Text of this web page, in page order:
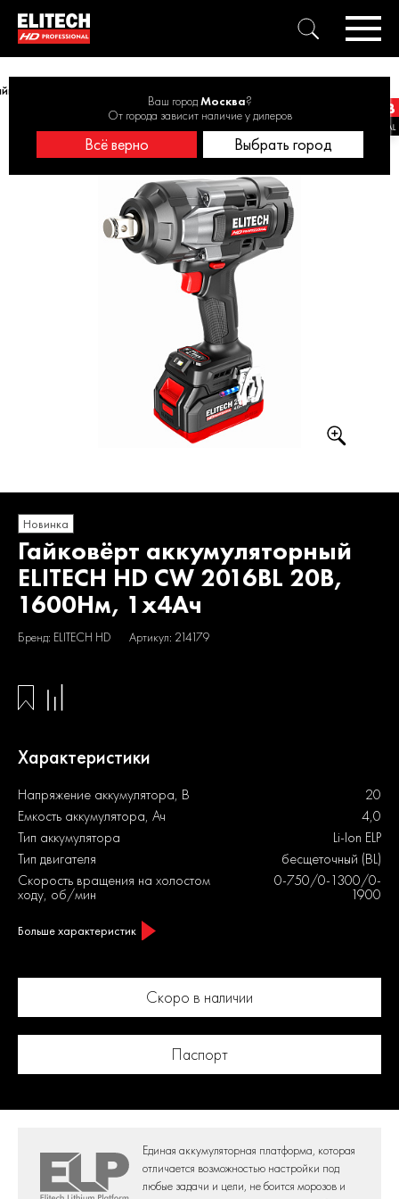
Ваш городМосква?
От города зависит наличие у дилеров
Всё верно Выбрать город
аккумуляторный ELITECH HD CW 2016BL 20В, 1600Нм, 1х4Ач
Новинка
Гайковёрт аккумуляторный
ELITECH HD CW 2016BL 20В,
1600Нм, 1х4Ач
Бренд: ELITECH HD Артикул: 214179
Характеристики
Напряжение аккумулятора, В
20
Емкость аккумулятора, Ач
4,0
Тип аккумулятора
Li-Ion ELP
Тип двигателя
бесщеточный (BL)
Скорость вращения на холостом
ходу, об/мин
0-750/0-1300/0-
1900
Больше характеристик
Скоро в наличии
Паспорт
Единая аккумуляторная платформа, которая
отличается возможностью настройки под
любые задачи и цели, не боится морозов и